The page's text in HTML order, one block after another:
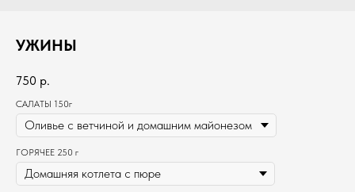
УЖИНЫ
750 р.
САЛАТЫ 150г
ГОРЯЧЕЕ 250 г